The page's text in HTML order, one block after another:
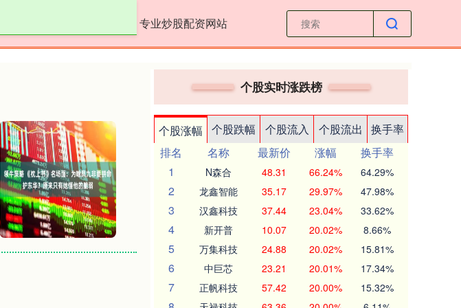
专业炒股配资网站
个股实时涨跌榜
个股涨幅 个股跌幅 个股流入 个股流出
换手率
排名
名称 最新价 涨幅
换手率
1
N森合 48.31 66.24% 64.29%
2 龙鑫智能 35.17 29.97% 47.98%
3 汉鑫科技 37.44 23.04% 33.62%
4 新开普 10.07 20.02% 8.66%
5 万集科技 24.88 20.02% 15.81%
6 中巨芯 23.21 20.01% 17.34%
7 正帆科技 57.42 20.00% 15.32%